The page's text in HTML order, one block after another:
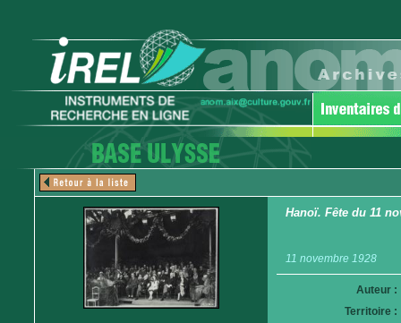
Hanoï. Fête du 11
11 novembre 1928
Auteur :
Territoire :